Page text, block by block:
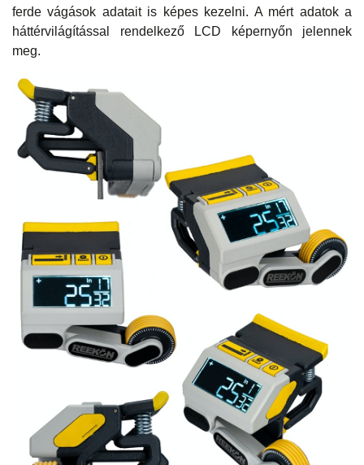
ferde vágások adatait is képes kezelni. A mért adatok a
háttérvilágítással rendelkező LCD képernyőn jelennek
meg.